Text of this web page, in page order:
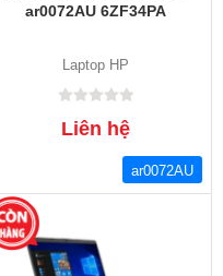
ar0072AU 6ZF34PA
Laptop HP
Liên hệ
ar0072AU